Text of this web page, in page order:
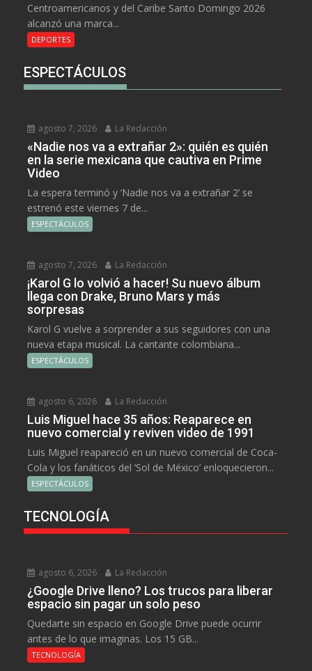
Centroamericanos y del Caribe Santo Domingo 2026
alcanzó una marca...
DEPORTES
ESPECTÁCULOS
agosto 7, 2026 La Redacción
«Nadie nos va a extrañar 2»: quién es quién
en la serie mexicana que cautiva en Prime
Video
La espera terminó y ‘Nadie nos va a extrañar 2’ se
estrenó este viernes 7 de...
ESPECTÁCULOS
agosto 7, 2026 La Redacción
¡Karol G lo volvió a hacer! Su nuevo álbum
llega con Drake, Bruno Mars y más
sorpresas
Karol G vuelve a sorprender a sus seguidores con una
nueva etapa musical. La cantante colombiana...
ESPECTÁCULOS
agosto 6, 2026 La Redacción
Luis Miguel hace 35 años: Reaparece en
nuevo comercial y reviven video de 1991
Luis Miguel reapareció en un nuevo comercial de Coca-
Cola y los fanáticos del ‘Sol de México’ enloquecieron...
ESPECTÁCULOS
TECNOLOGÍA
agosto 6, 2026 La Redacción
¿Google Drive lleno? Los trucos para liberar
espacio sin pagar un solo peso
Quedarte sin espacio en Google Drive puede ocurrir
antes de lo que imaginas. Los 15 GB...
TECNOLOGÍA